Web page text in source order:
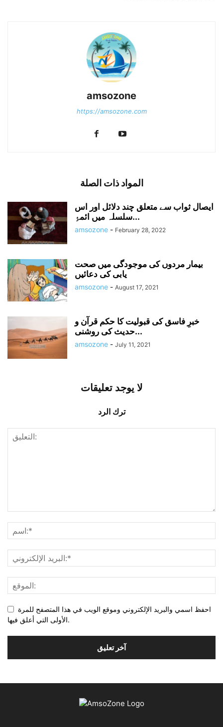
amsozone
https://amsozone.com
المواد ذات الصلة
ایصال ثواب سے متعلق چند دلائل اور اس
سلسلہ میں ائمۂِ...
amsozone - February 28, 2022
بیمار مردوں کی موجودگی میں صحت
یابی کی دعائیں
amsozone - August 17, 2021
خبرِ فاسق کی قبولیت کا حکم قرآن و
حدیث کی روشنی...
amsozone - July 11, 2021
لا يوجد تعليقات
ترك الرد
احفظ اسمي والبريد الإلكتروني وموقع الويب في هذا المتصفح للمرة
الأولى التي أعلق فيها.